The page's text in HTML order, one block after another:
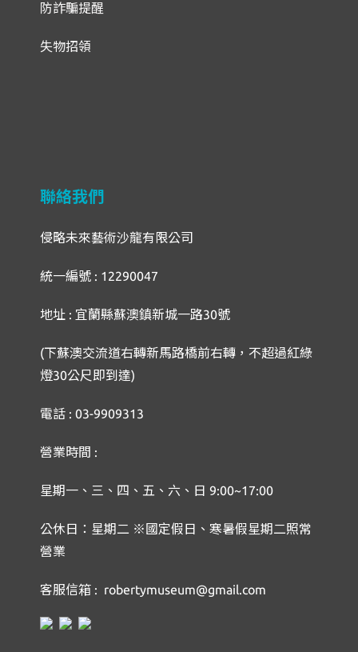
防詐騙提醒
失物招領
聯絡我們
侵略未來藝術沙龍有限公司
統一編號 : 12290047
地址 : 宜蘭縣蘇澳鎮新城一路30號
(下蘇澳交流道右轉新馬路橋前右轉，不超過紅綠
燈30公尺即到達)
電話 : 03-9909313
營業時間 :
星期一、三、四、五、六、日 9:00~17:00
公休日：星期二 ※國定假日、寒暑假星期二照常
營業
客服信箱 : robertymuseum@gmail.com